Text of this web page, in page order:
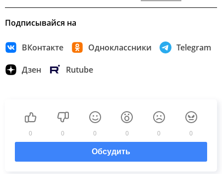
Подписывайся на
ВКонтакте Одноклассники Telegram
Дзен Rutube
0 0 0 0 0 0
Обсудить